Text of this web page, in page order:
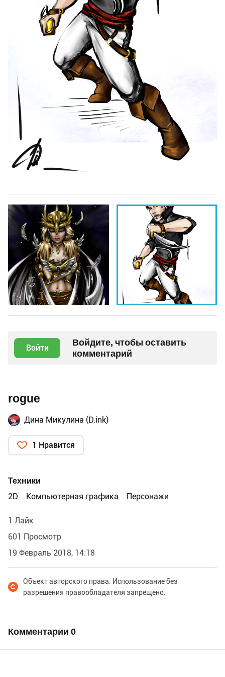
Войти
Войдите, чтобы оставить
комментарий
rogue
Дина Микулина (D.ink)
1 Нравится
Техники
2D
Компьютерная графика Персонажи
1 Лайк
601 Просмотр
19 Февраль 2018, 14:18
Объект авторского права. Использование без
разрешения правообладателя запрещено.
Комментарии 0